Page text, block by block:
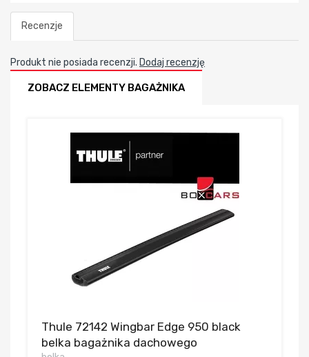
Recenzje
Produkt nie posiada recenzji. Dodaj recenzję
ZOBACZ ELEMENTY BAGAŻNIKA
Thule 72142 Wingbar Edge 950 black
belka bagażnika dachowego